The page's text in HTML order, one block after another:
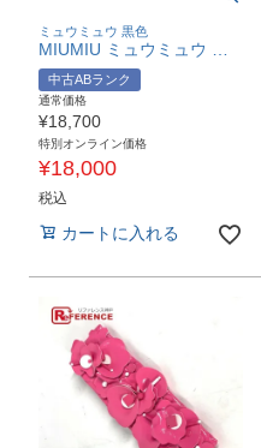
ミュウミュウ 黒色
MIUMIU ミュウミュウ カバン ボストンバッグ ショルダーバッグ 肩掛け ビジネスバッグ ナイロン レディース ブラック 【中古】
中古ABランク
通常価格
¥18,700
特別オンライン価格
¥18,000
税込
カートに入れる